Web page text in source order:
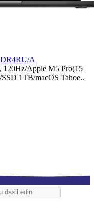
A
120Hz/Apple M5 Pro(15
1TB/macOS Tahoe..